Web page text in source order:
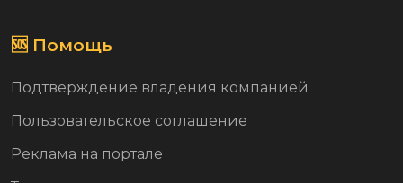
🆘 Помощь
Подтверждение владения компанией
Пользовательское соглашение
Реклама на портале